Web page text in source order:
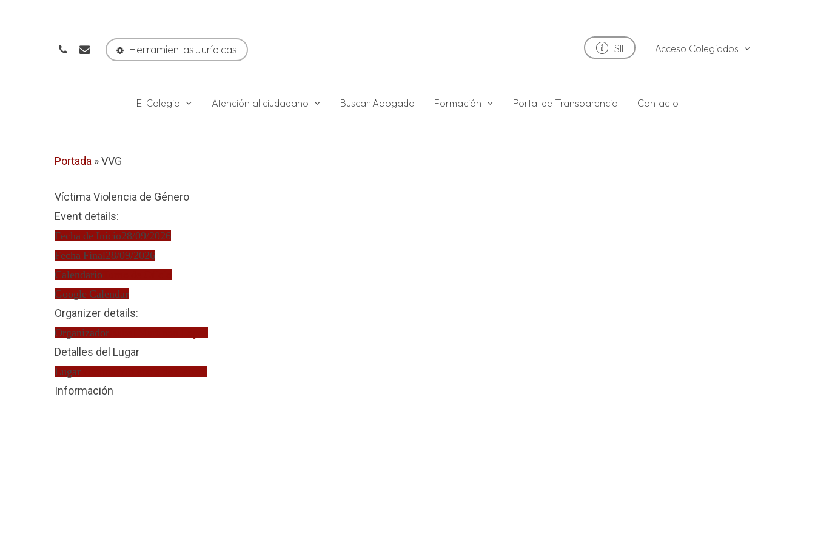
phoneemail Herramientas Jurídicas SII Acceso Colegiados
El Colegio Atención al ciudadano Buscar Abogado Formación Portal de Transparencia Contacto
Portada »VVG
Víctima Violencia de Género
Event details:
Fecha de Inicio28/09/2026
Fecha Final28/09/2026
Calendario
Google Calendar
Organizer details:
Organizador
Detalles del Lugar
Lugar
Información